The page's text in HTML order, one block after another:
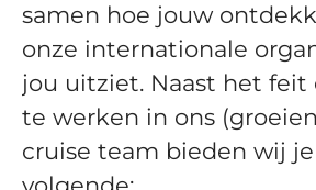
samen hoe jouw
onze internationale
jou uitziet. Naast het
te werken in ons
cruise team bieden wij